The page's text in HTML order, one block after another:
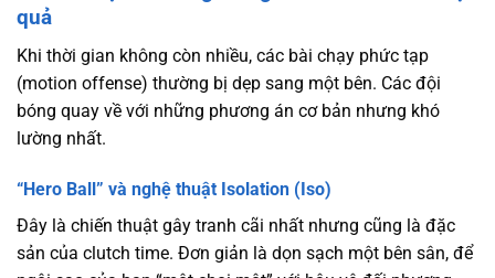
quả
Khi thời gian không còn nhiều, các bài chạy phức tạp
(motion offense) thường bị dẹp sang một bên. Các đội
bóng quay về với những phương án cơ bản nhưng khó
lường nhất.
“Hero Ball” và nghệ thuật Isolation (Iso)
Đây là chiến thuật gây tranh cãi nhất nhưng cũng là đặc
sản của clutch time. Đơn giản là dọn sạch một bên sân, để